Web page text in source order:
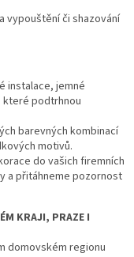
vypouštění či shazování
instalace, jemné
které podtrhnou
barevných kombinací
motivů.
do vašich firemních
a přitáhneme pozornost
KRAJI, PRAZE I
domovském regionu